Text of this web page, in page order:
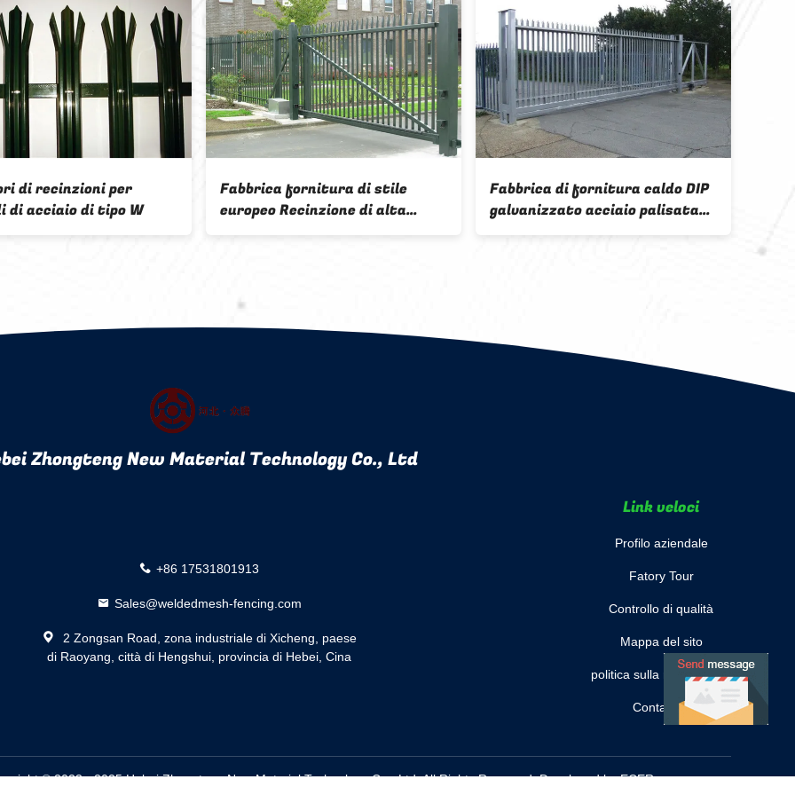
assemblaggio / Eco-
Steel Palisade Fencing
Dip Galvanizzato in polvere
Fornitura di fabbrica di
recinzioni galvanizzate per
D e W forma di acciaio
galvanizzato polvere nera
acciaio pallido recinzione di
Zhongteng New Material Technology Co., Ltd
+86 17531801913
Sales@weldedmesh-fencing.com
2 Zongsan Road, zona industriale di Xicheng, paese
di Raoyang, città di Hengshui, provincia di Hebei, Cina
Link veloci
Profilo aziendale
Fatory Tour
Controllo di qualità
Mappa del sito
politica sulla riservatezza
Contattaci
© 2023 - 2025 Hebei Zhongteng New Material Technology Co., Ltd. All Rights Reserved. Developed byECER